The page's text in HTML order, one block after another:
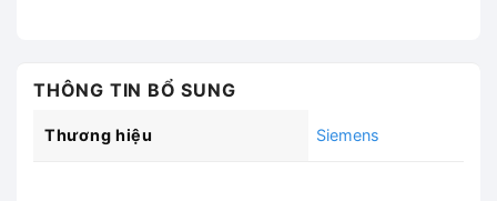
THÔNG TIN BỔ SUNG
Thương hiệu Siemens